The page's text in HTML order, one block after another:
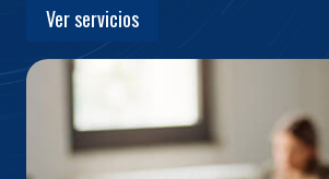
Ver servicios